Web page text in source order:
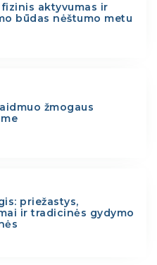
aktyvumas ir
būdas nėštumo metu
žmogaus
priežastys,
ir tradicinės gydymo